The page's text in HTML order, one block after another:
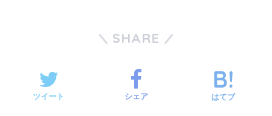
SHARE
ツイート シェア はてブ